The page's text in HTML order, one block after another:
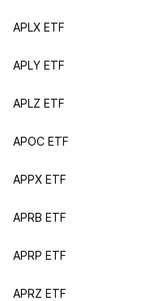
APLX ETF
APLY ETF
APLZ ETF
APOC ETF
APPX ETF
APRB ETF
APRP ETF
APRZ ETF